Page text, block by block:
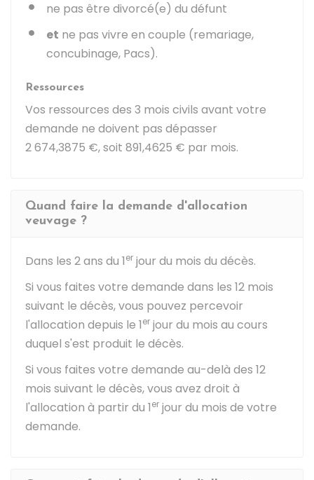
ne pas être divorcé(e) du défunt
et ne pas vivre en couple (remariage,
concubinage, Pacs).
Ressources
Vos ressources des 3 mois civils avant votre
demande ne doivent pas dépasser
2 674,3875 €, soit 891,4625 € par mois.
Quand faire la demande d'allocation
veuvage ?
Dans les 2 ans du 1er jour du mois du décès.
Si vous faites votre demande dans les 12 mois
suivant le décès, vous pouvez percevoir
l'allocation depuis le 1er jour du mois au cours
duquel s'est produit le décès.
Si vous faites votre demande au-delà des 12
mois suivant le décès, vous avez droit à
l'allocation à partir du 1er jour du mois de votre
demande.